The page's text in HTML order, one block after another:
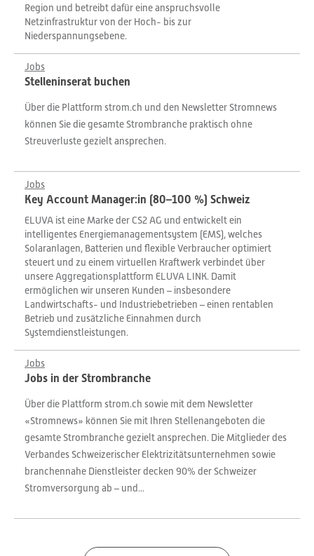
Region und betreibt dafür eine anspruchsvolle
Netzinfrastruktur von der Hoch- bis zur
Niederspannungsebene.
Jobs
Stelleninserat buchen
Über die Plattform strom.ch und den Newsletter Stromnews
können Sie die gesamte Strombranche praktisch ohne
Streuverluste gezielt ansprechen.
Jobs
Key Account Manager:in (80–100 %) Schweiz
ELUVA ist eine Marke der CS2 AG und entwickelt ein
intelligentes Energiemanagementsystem (EMS), welches
Solaranlagen, Batterien und flexible Verbraucher optimiert
steuert und zu einem virtuellen Kraftwerk verbindet über
unsere Aggregationsplattform ELUVA LINK. Damit
ermöglichen wir unseren Kunden – insbesondere
Landwirtschafts- und Industriebetrieben – einen rentablen
Betrieb und zusätzliche Einnahmen durch
Systemdienstleistungen.
Jobs
Jobs in der Strombranche
Über die Plattform strom.ch sowie mit dem Newsletter
«Stromnews» können Sie mit Ihren Stellenangeboten die
gesamte Strombranche gezielt ansprechen. Die Mitglieder des
Verbandes Schweizerischer Elektrizitätsunternehmen sowie
branchennahe Dienstleister decken 90% der Schweizer
Stromversorgung ab – und...